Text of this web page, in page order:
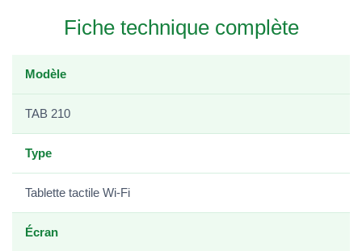
Fiche technique complète
Modèle
TAB 210
Type
Tablette tactile Wi-Fi
Écran